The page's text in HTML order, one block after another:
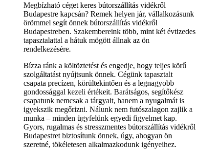
Megbízható céget keres bútorszállítás vidékről
Budapestre kapcsán? Remek helyen jár, vállalkozásunk
örömmel segít önnek bútorszállítás vidékről
Budapestreben. Szakembereink több, mint két évtizedes
tapasztalattal a hátuk mögött állnak az ön
rendelkezésére.
Bízza ránk a költöztetést és engedje, hogy teljes körű
szolgáltatást nyújtsunk önnek. Cégünk tapasztalt
csapata precízen, körültekintően és a legnagyobb
gondossággal kezeli értékeit. Barátságos, segítőkész
csapatunk nemcsak a tárgyait, hanem a nyugalmát is
igyekszik megőrizni. Nálunk nem futószalagon zajlik a
munka – minden ügyfelünk egyedi figyelmet kap.
Gyors, rugalmas és stresszmentes bútorszállítás vidékről
Budapestret biztosítunk önnek, úgy, ahogyan ön
szeretné, tökéletesen alkalmazkodunk igényeihez.